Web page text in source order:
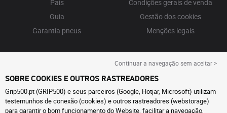
País
Guia
Garantia pneus
Condições gerais de venda
Gestão dos cookies
Menções legais
Continuar a navegação sem aceitar >
SOBRE COOKIES E OUTROS RASTREADORES
Grip500.pt (GRIP500) e seus parceiros (Google, Hotjar, Microsoft) utilizam
testemunhos de conexão (cookies) e outros rastreadores (webstorage)
para garantir o bom funcionamento do Website, facilitar a navegação,